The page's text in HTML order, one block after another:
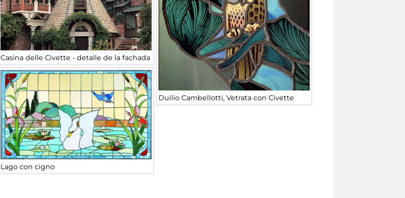
Casina delle Civette - detalle de la fachada
Duilio Cambellotti, Vetrata con Civette
Lago con cigno